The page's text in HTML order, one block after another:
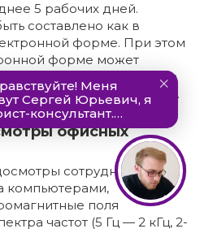
5 рабочих дней.
составлено как в
форме. При этом
форме может
каналам связи с
защиты персданных.
офисных
сотрудников,
компьютерами,
поля
частот (5 Гц — 2 кГц, 2-